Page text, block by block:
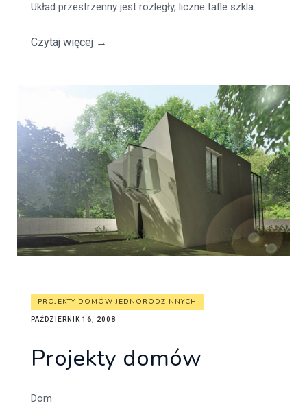
Układ przestrzenny jest rozległy, liczne tafle szkla...
Czytaj więcej →
PROJEKTY DOMÓW JEDNORODZINNYCH
PAŹDZIERNIK 16, 2008
Projekty domów
Dom